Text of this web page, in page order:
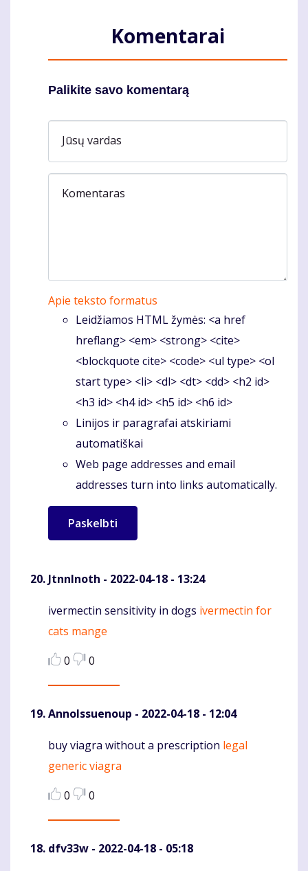
Komentarai
Palikite savo komentarą
Jūsų vardas
Komentaras
Apie teksto formatus
Leidžiamos HTML žymės: <a href
hreflang> <em> <strong> <cite>
<blockquote cite> <code> <ul type> <ol
start type> <li> <dl> <dt> <dd> <h2 id>
<h3 id> <h4 id> <h5 id> <h6 id>
Linijos ir paragrafai atskiriami
automatiškai
Web page addresses and email
addresses turn into links automatically.
JtnnInoth - 2022-04-18 - 13:24
Komentaras
ivermectin sensitivity in dogs ivermectin for
cats mange
0
0
AnnoIssuenoup - 2022-04-18 - 12:04
Komentaras
buy viagra without a prescription legal
generic viagra
0
0
dfv33w - 2022-04-18 - 05:18